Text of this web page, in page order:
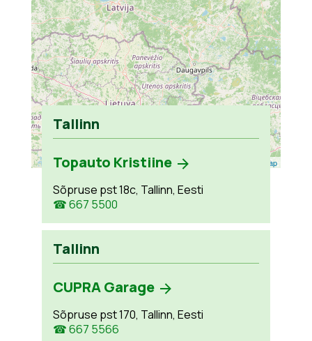
Leaflet OpenStreetMap
Tallinn
Topauto Kristiine
Sõpruse pst 18c, Tallinn, Eesti
☎ 667 5500
Tallinn
CUPRA Garage
Sõpruse pst 170, Tallinn, Eesti
☎ 667 5566